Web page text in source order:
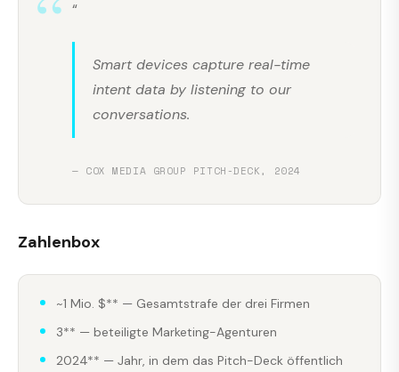
“
Smart devices capture real-time
intent data by listening to our
conversations.
— COX MEDIA GROUP PITCH-DECK, 2024
Zahlenbox
~1 Mio. $** — Gesamtstrafe der drei Firmen
3** — beteiligte Marketing-Agenturen
2024** — Jahr, in dem das Pitch-Deck öffentlich